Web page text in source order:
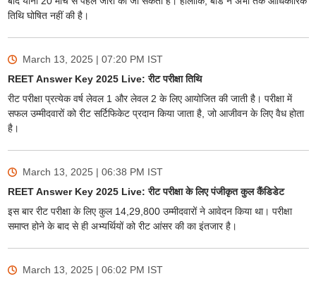
तिथि घोषित नहीं की है।
March 13, 2025 | 07:20 PM IST
REET Answer Key 2025 Live: रीट परीक्षा तिथि
रीट परीक्षा प्रत्येक वर्ष लेवल 1 और लेवल 2 के लिए आयोजित की जाती है। परीक्षा में
सफल उम्मीदवारों को रीट सर्टिफिकेट प्रदान किया जाता है, जो आजीवन के लिए वैध होता
है।
March 13, 2025 | 06:38 PM IST
REET Answer Key 2025 Live: रीट परीक्षा के लिए पंजीकृत कुल कैंडिडेट
इस बार रीट परीक्षा के लिए कुल 14,29,800 उम्मीदवारों ने आवेदन किया था। परीक्षा
समाप्त होने के बाद से ही अभ्यर्थियों को रीट आंसर की का इंतजार है।
March 13, 2025 | 06:02 PM IST